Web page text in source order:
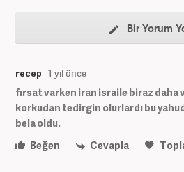
Bir Yorum
recep 1 yıl önce
fırsat varken iran israile biraz daha
korkudan tedirgin olurlardı bu
bela oldu.
Beğen
Cevapla